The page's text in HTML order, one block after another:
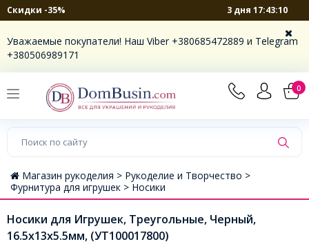
Скидки -35% 3 дня 17:43:10
Уважаемые покупатели! Наш Viber +380685472889 и Telegram
+380506989171
0
Магазин рукоделия > Рукоделие и Творчество >
Фурнитура для игрушек > Носики
Носики для Игрушек, Треугольные, Черный,
16.5х13х5.5мм, (УТ100017800)